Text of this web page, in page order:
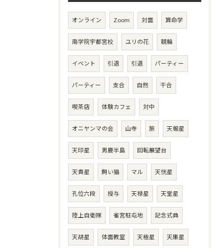
オンライン Zoom 対面 算命学
南学院宇都宮校 ユリの花 競輪
イベント 引退 引退 パーティー
パーティー 支合 自然 干合
喫茶店 体験カフェ 対中
オニヤンマの会 山寺 旅 天報星
天印星 男鹿半島 回転展望台
天貴星 飼い猫 マル 天恍星
孔位六段 授与 天禄星 天堂星
陸上自衛隊 雀宮駐屯地 記念式典
天胡星 体面教室 天極星 天庫星